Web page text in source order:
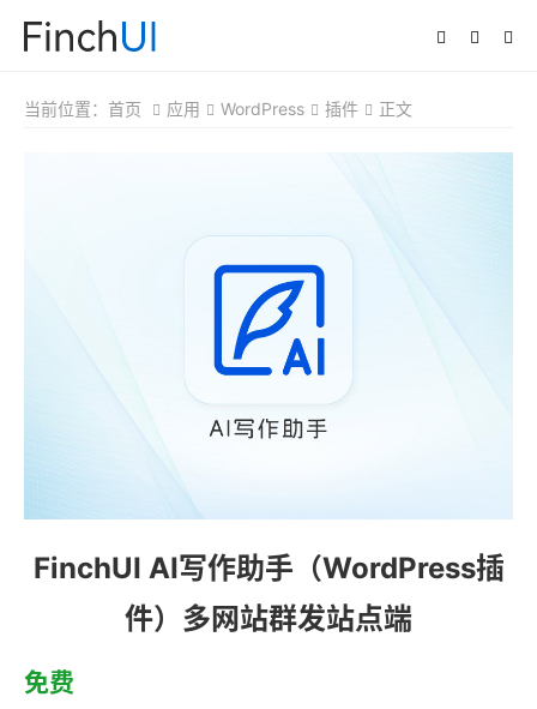
当前位置： 首页 应用 WordPress 插件 正文
FinchUI AI写作助手（WordPress插
件）多网站群发站点端
免费